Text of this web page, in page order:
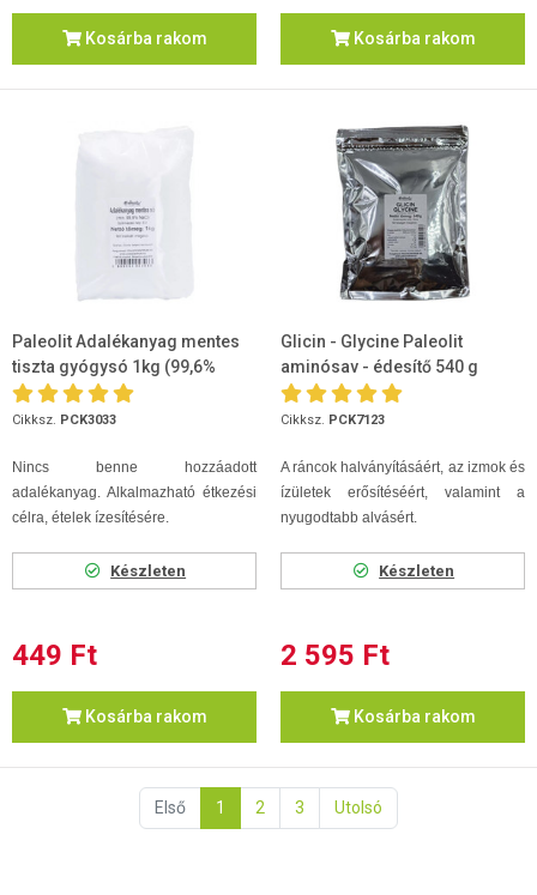
Kosárba rakom Kosárba rakom
Paleolit Adalékanyag mentes
tiszta gyógysó 1kg (99,6%
NaCl)
Cikksz. PCK3033
Nincs benne hozzáadott
adalékanyag. Alkalmazható étkezési
célra, ételek ízesítésére.
Készleten
449 Ft
Kosárba rakom
Glicin - Glycine Paleolit
aminósav - édesítő 540 g
Cikksz. PCK7123
A ráncok halványításáért, az izmok és
ízületek erősítéséért, valamint a
nyugodtabb alvásért.
Készleten
2 595 Ft
Kosárba rakom
Első 1 2 3 Utolsó